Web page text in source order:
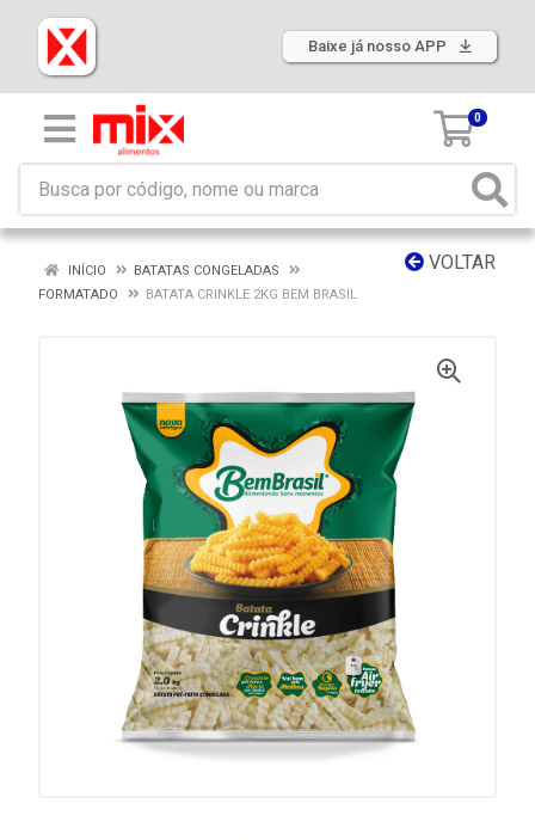
Baixe já nosso APP
0
VOLTAR
INÍCIO
BATATAS CONGELADAS
FORMATADO
BATATA CRINKLE 2KG BEM BRASIL